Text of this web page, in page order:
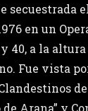
secuestrada
en un
40, a la
Fue vista